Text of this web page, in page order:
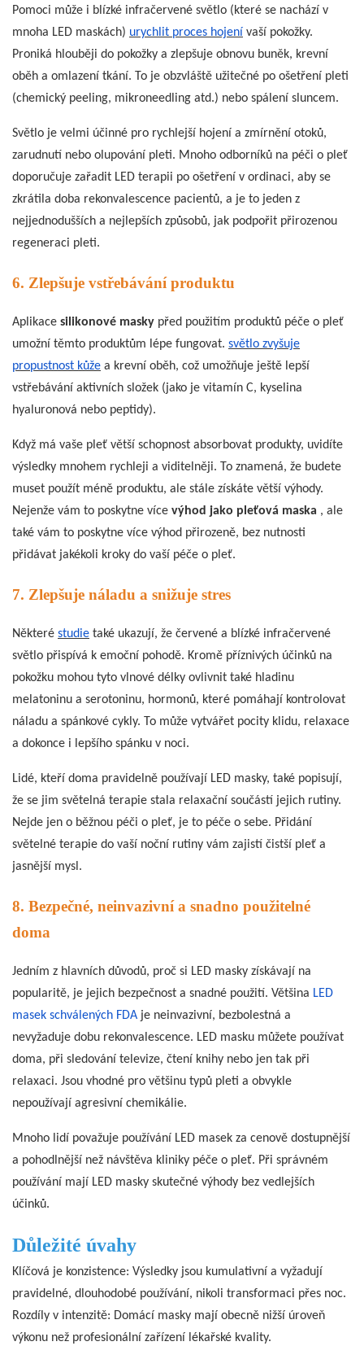
Pomoci může i blízké infračervené světlo (které se nachází v
mnoha LED maskách) urychlit proces hojení vaší pokožky.
Proniká hlouběji do pokožky a zlepšuje obnovu buněk, krevní
oběh a omlazení tkání. To je obzvláště užitečné po ošetření pleti
(chemický peeling, mikroneedling atd.) nebo spálení sluncem.
Světlo je velmi účinné pro rychlejší hojení a zmírnění otoků,
zarudnutí nebo olupování pleti. Mnoho odborníků na péči o pleť
doporučuje zařadit LED terapii po ošetření v ordinaci, aby se
zkrátila doba rekonvalescence pacientů, a je to jeden z
nejjednodušších a nejlepších způsobů, jak podpořit přirozenou
regeneraci pleti.
6. Zlepšuje vstřebávání produktu
Aplikace silikonové masky před použitím produktů péče o pleť
umožní těmto produktům lépe fungovat. světlo zvyšuje
propustnost kůže a krevní oběh, což umožňuje ještě lepší
vstřebávání aktivních složek (jako je vitamín C, kyselina
hyaluronová nebo peptidy).
Když má vaše pleť větší schopnost absorbovat produkty, uvidíte
výsledky mnohem rychleji a viditelněji. To znamená, že budete
muset použít méně produktu, ale stále získáte větší výhody.
Nejenže vám to poskytne více výhod jako pleťová maska , ale
také vám to poskytne více výhod přirozeně, bez nutnosti
přidávat jakékoli kroky do vaší péče o pleť.
7. Zlepšuje náladu a snižuje stres
Některé studie také ukazují, že červené a blízké infračervené
světlo přispívá k emoční pohodě. Kromě příznivých účinků na
pokožku mohou tyto vlnové délky ovlivnit také hladinu
melatoninu a serotoninu, hormonů, které pomáhají kontrolovat
náladu a spánkové cykly. To může vytvářet pocity klidu, relaxace
a dokonce i lepšího spánku v noci.
Lidé, kteří doma pravidelně používají LED masky, také popisují,
že se jim světelná terapie stala relaxační součástí jejich rutiny.
Nejde jen o běžnou péči o pleť, je to péče o sebe. Přidání
světelné terapie do vaší noční rutiny vám zajistí čistší pleť a
jasnější mysl.
8. Bezpečné, neinvazivní a snadno použitelné
doma
Jedním z hlavních důvodů, proč si LED masky získávají na
popularitě, je jejich bezpečnost a snadné použití. Většina LED
masek schválených FDA je neinvazivní, bezbolestná a
nevyžaduje dobu rekonvalescence. LED masku můžete používat
doma, při sledování televize, čtení knihy nebo jen tak při
relaxaci. Jsou vhodné pro většinu typů pleti a obvykle
nepoužívají agresivní chemikálie.
Mnoho lidí považuje používání LED masek za cenově dostupnější
a pohodlnější než návštěva kliniky péče o pleť. Při správném
používání mají LED masky skutečné výhody bez vedlejších
účinků.
Důležité úvahy
Klíčová je konzistence: Výsledky jsou kumulativní a vyžadují
pravidelné, dlouhodobé používání, nikoli transformaci přes noc.
Rozdíly v intenzitě: Domácí masky mají obecně nižší úroveň
výkonu než profesionální zařízení lékařské kvality.